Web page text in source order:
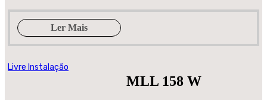
Ler Mais
Livre Instalação
MLL 158 W